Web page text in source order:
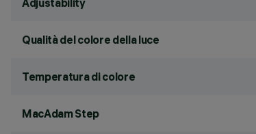
Adjustability
Qualità del colore della luce
Temperatura di colore
MacAdam Step